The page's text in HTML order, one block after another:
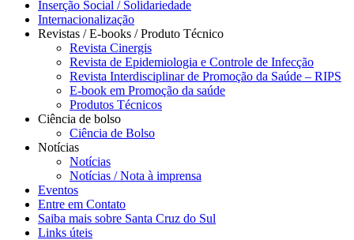
Inserção Social / Solidariedade
Internacionalização
Revistas / E-books / Produto Técnico
Revista Cinergis
Revista de Epidemiologia e Controle de Infecção
Revista Interdisciplinar de Promoção da Saúde – RIPS
E-book em Promoção da saúde
Produtos Técnicos
Ciência de bolso
Ciência de Bolso
Notícias
Notícias
Notícias / Nota à imprensa
Eventos
Entre em Contato
Saiba mais sobre Santa Cruz do Sul
Links úteis